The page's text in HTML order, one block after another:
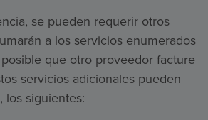
se pueden requerir otros
a los servicios enumerados
que otro proveedor facture
servicios adicionales pueden
los siguientes: